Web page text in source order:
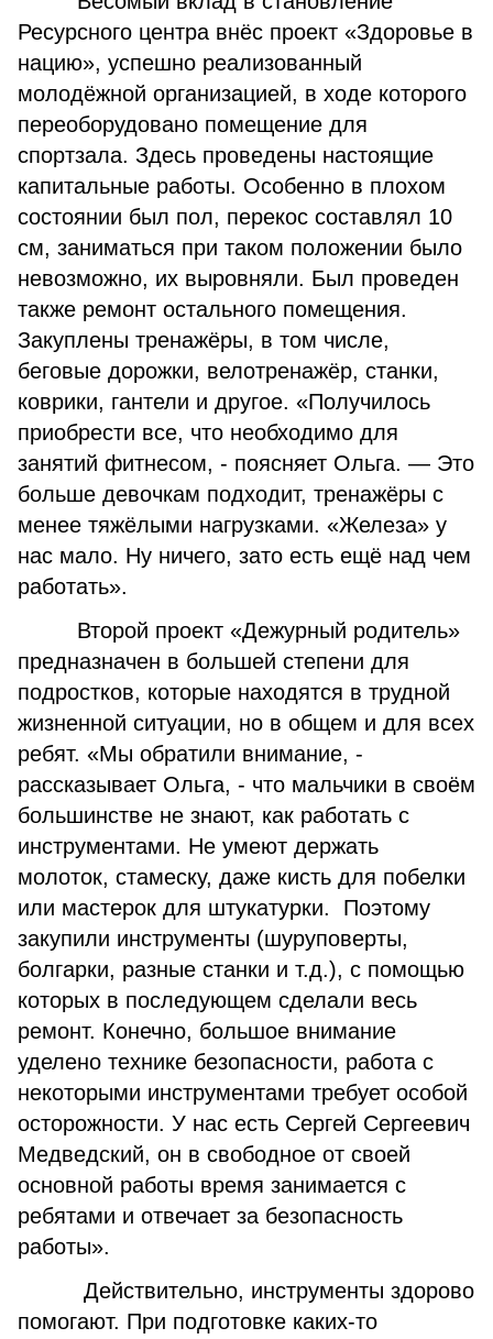
Ресурсного центра внёс проект «Здоровье в
нацию», успешно реализованный
молодёжной организацией, в ходе которого
переоборудовано помещение для
спортзала. Здесь проведены настоящие
капитальные работы. Особенно в плохом
состоянии был пол, перекос составлял 10
см, заниматься при таком положении было
невозможно, их выровняли. Был проведен
также ремонт остального помещения.
Закуплены тренажёры, в том числе,
беговые дорожки, велотренажёр, станки,
коврики, гантели и другое. «Получилось
приобрести все, что необходимо для
занятий фитнесом, ­- поясняет Ольга. — Это
больше девочкам подходит, тренажёры с
менее тяжёлыми нагрузками. «Железа» у
нас мало. Ну ничего, зато есть ещё над чем
работать».
Второй проект «Дежурный родитель»
предназначен в большей степени для
подростков, которые находятся в трудной
жизненной ситуации, но в общем и для всех
ребят. «Мы обратили внимание, -
рассказывает Ольга, - что мальчики в своём
большинстве не знают, как работать с
инструментами. Не умеют держать
молоток, стамеску, даже кисть для побелки
или мастерок для штукатурки. Поэтому
закупили инструменты (шуруповерты,
болгарки, разные станки и т.д.), с помощью
которых в последующем сделали весь
ремонт. Конечно, большое внимание
уделено технике безопасности, работа с
некоторыми инструментами требует особой
осторожности. У нас есть Сергей Сергеевич
Медведский, он в свободное от своей
основной работы время занимается с
ребятами и отвечает за безопасность
работы».
Действительно, инструменты здорово
помогают. При подготовке каких-то